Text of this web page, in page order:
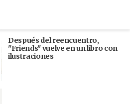
Después del reencuentro,
"Friends" vuelve en un libro con
ilustraciones